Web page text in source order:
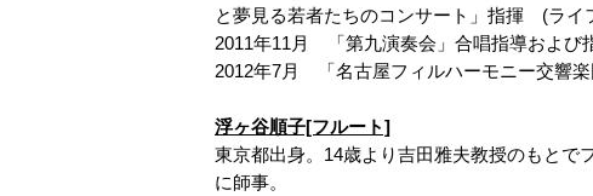
と夢見る若者たちのコンサート」指揮 (ラ
2011年11月 「第九演奏会」合唱指導およ
2012年7月 「名古屋フィルハーモニー交響楽
浮ヶ谷順子[フルート]
東京都出身。14歳より吉田雅夫教授のもとで
に師事。